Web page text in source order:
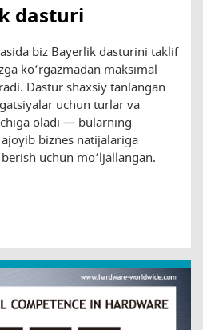
dasturi
biz Bayerlik dasturini taklif
ko‘rgazmadan maksimal
Dastur shaxsiy tanlangan
uchun turlar va
oladi — bularning
biznes natijalariga
uchun mo‘ljallangan.